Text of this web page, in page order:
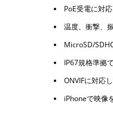
PoE受電に対
温度、衝撃、
MicroSD/
IP67規格準拠
ONVIFに対応
iPhoneで映像